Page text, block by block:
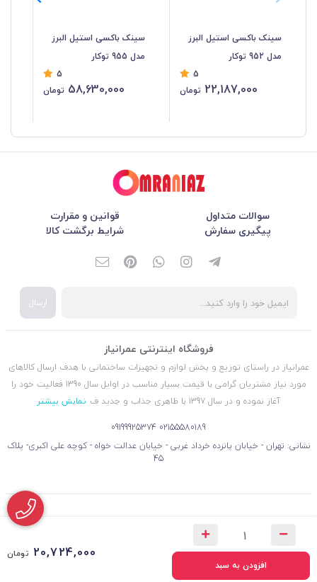
افزودن به سبد
20,724,000 تومان
سینک باکسی استیل البرز
مدل 952 توکار
5
22,187,000 تومان
سینک باکسی استیل البرز
مدل 955 توکار
5
58,630,000 تومان
سوالات متداول
قوانین و مقرارت
پیگیری سفارش
شرایط برگشت کالا
ارسال
فروشگاه اینترنتی عمرانیاز
عمرانیاز در راستای توزیع و پخش لوازم و تجهیزات ساختمانی با هدف ارسال کالاهای
مورد نیاز مشتریان گرامی با قیمت بسیار مناسب در اوایل سال 1390 فعالیت خود را
آغاز نموده و در سال 1397 با ظاهری جذاب و جدید ف
نمایش بیشتر
02155580189
09199925374
نشانی: تهران - خیابان پانزده خرداد غربی - خیابان عدالت خواه - کوچه علی اکبری- پلاک
45